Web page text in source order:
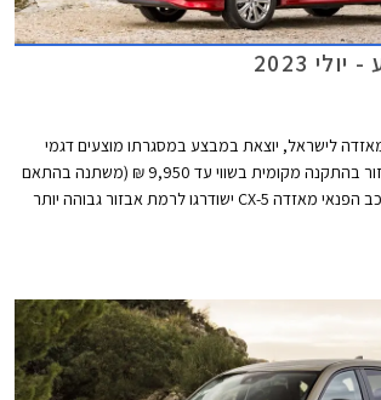
2023
לישראל, יוצאת במבצע במסגרתו מוצעים דגמי
החברה עם חבילת אבזור בהתקנה מקומית בשווי עד 9,950 ₪ (משתנה בהתאם
לדגם). בנוסף, רוכשי רכב הפנאי מאזדה CX-5 ישודרגו לרמת אבזור גבוהה יותר
הארץ.